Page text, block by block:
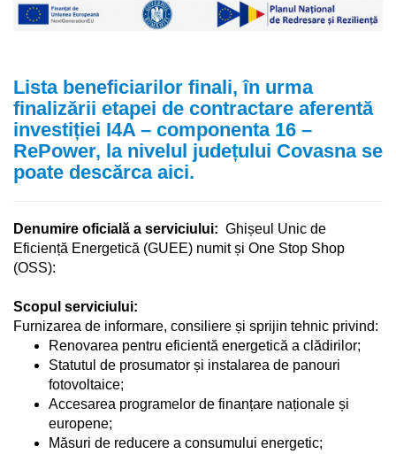
Lista beneficiarilor finali, în urma
finalizării etapei de contractare aferentă
investiției I4A – componenta 16 –
RePower, la nivelul județului Covasna se
poate descărca aici.
Denumire oficială a serviciului: Ghișeul Unic de
Eficiență Energetică (GUEE) numit și One Stop Shop
(OSS):
Scopul serviciului:
Furnizarea de informare, consiliere și sprijin tehnic privind:
Renovarea pentru eficientă energetică a clădirilor;
Statutul de prosumator și instalarea de panouri
fotovoltaice;
Accesarea programelor de finanțare naționale și
europene;
Măsuri de reducere a consumului energetic;